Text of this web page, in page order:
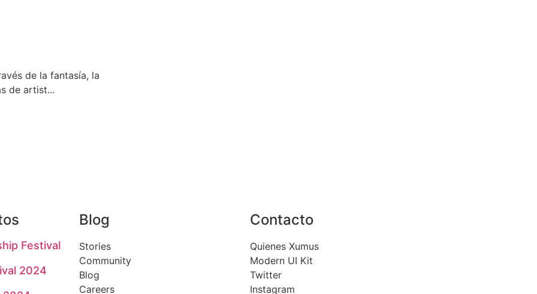
de la fantasía, la
de artist...
Festival
2024
Blog
Stories
Community
Blog
Careers
Contacto
Quienes Xumus
Modern UI Kit
Twitter
Instagram